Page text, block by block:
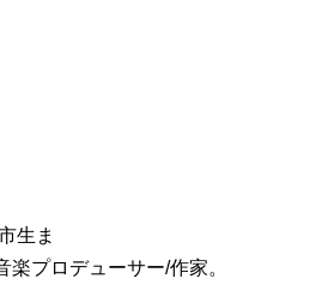
生ま
楽プロデューサー/作家。